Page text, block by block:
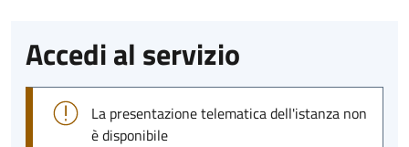
Accedi al servizio
La presentazione telematica dell'istanza non
è disponibile